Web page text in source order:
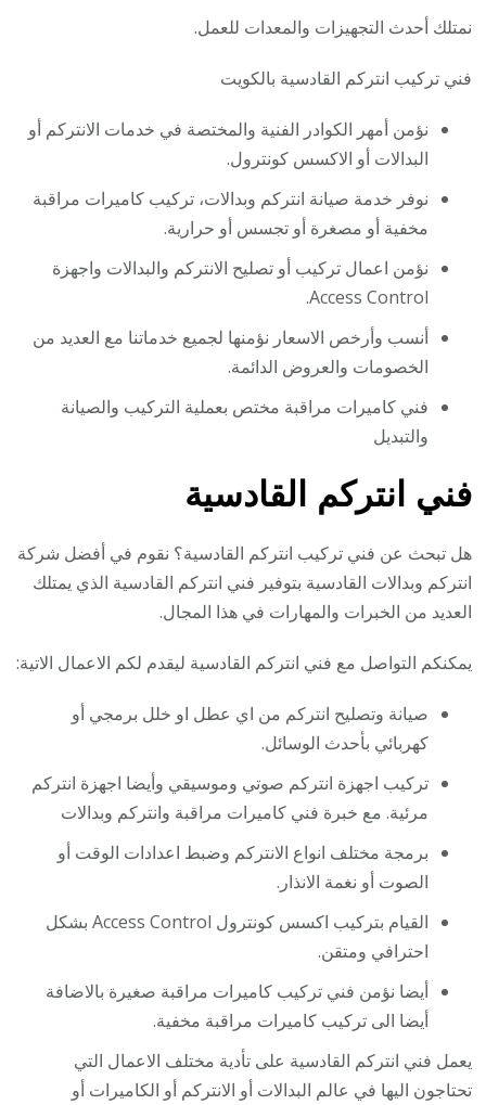
نمتلك أحدث التجهيزات والمعدات للعمل.
فني تركيب انتركم القادسية بالكويت
نؤمن أمهر الكوادر الفنية والمختصة في خدمات الانتركم أو
البدالات أو الاكسس كونترول.
نوفر خدمة صيانة انتركم وبدالات، تركيب كاميرات مراقبة
مخفية أو مصغرة أو تجسس أو حرارية.
نؤمن اعمال تركيب أو تصليح الانتركم والبدالات واجهزة
Access Control.
أنسب وأرخص الاسعار نؤمنها لجميع خدماتنا مع العديد من
الخصومات والعروض الدائمة.
فني كاميرات مراقبة مختص بعملية التركيب والصيانة
والتبديل
فني انتركم القادسية
هل تبحث عن فني تركيب انتركم القادسية؟ نقوم في أفضل شركة
انتركم وبدالات القادسية بتوفير فني انتركم القادسية الذي يمتلك
العديد من الخبرات والمهارات في هذا المجال.
يمكنكم التواصل مع فني انتركم القادسية ليقدم لكم الاعمال الاتية:
صيانة وتصليح انتركم من اي عطل او خلل برمجي أو
كهربائي بأحدث الوسائل.
تركيب اجهزة انتركم صوتي وموسيقي وأيضا اجهزة انتركم
مرئية. مع خبرة فني كاميرات مراقبة وانتركم وبدالات
برمجة مختلف انواع الانتركم وضبط اعدادات الوقت أو
الصوت أو نغمة الانذار.
القيام بتركيب اكسس كونترول Access Control بشكل
احترافي ومتقن.
أيضا نؤمن فني تركيب كاميرات مراقبة صغيرة بالاضافة
أيضا الى تركيب كاميرات مراقبة مخفية.
يعمل فني انتركم القادسية على تأدية مختلف الاعمال التي
تحتاجون اليها في عالم البدالات أو الانتركم أو الكاميرات أو